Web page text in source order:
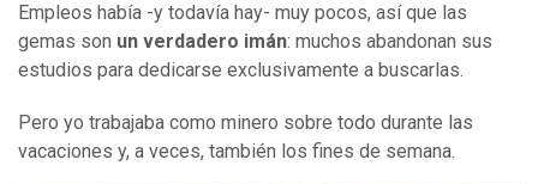
Empleos había -y todavía hay- muy pocos, así que las
gemas son un verdadero imán: muchos abandonan sus
estudios para dedicarse exclusivamente a buscarlas.
Pero yo trabajaba como minero sobre todo durante las
vacaciones y, a veces, también los fines de semana.